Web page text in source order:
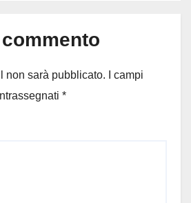
non sarà pubblicato.
I campi
*